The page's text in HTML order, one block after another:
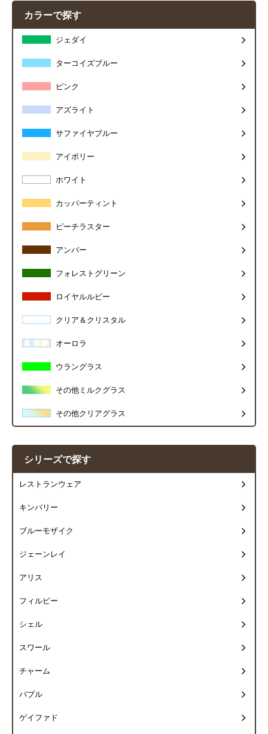
カラーで探す
ジェダイ
ターコイズブルー
ピンク
アズライト
サファイヤブルー
アイボリー
ホワイト
カッパーティント
ピーチラスター
アンバー
フォレストグリーン
ロイヤルルビー
クリア＆クリスタル
オーロラ
ウラングラス
その他ミルクグラス
その他クリアグラス
シリーズで探す
レストランウェア
キンバリー
ブルーモザイク
ジェーンレイ
アリス
フィルビー
シェル
スワール
チャーム
バブル
ゲイファド